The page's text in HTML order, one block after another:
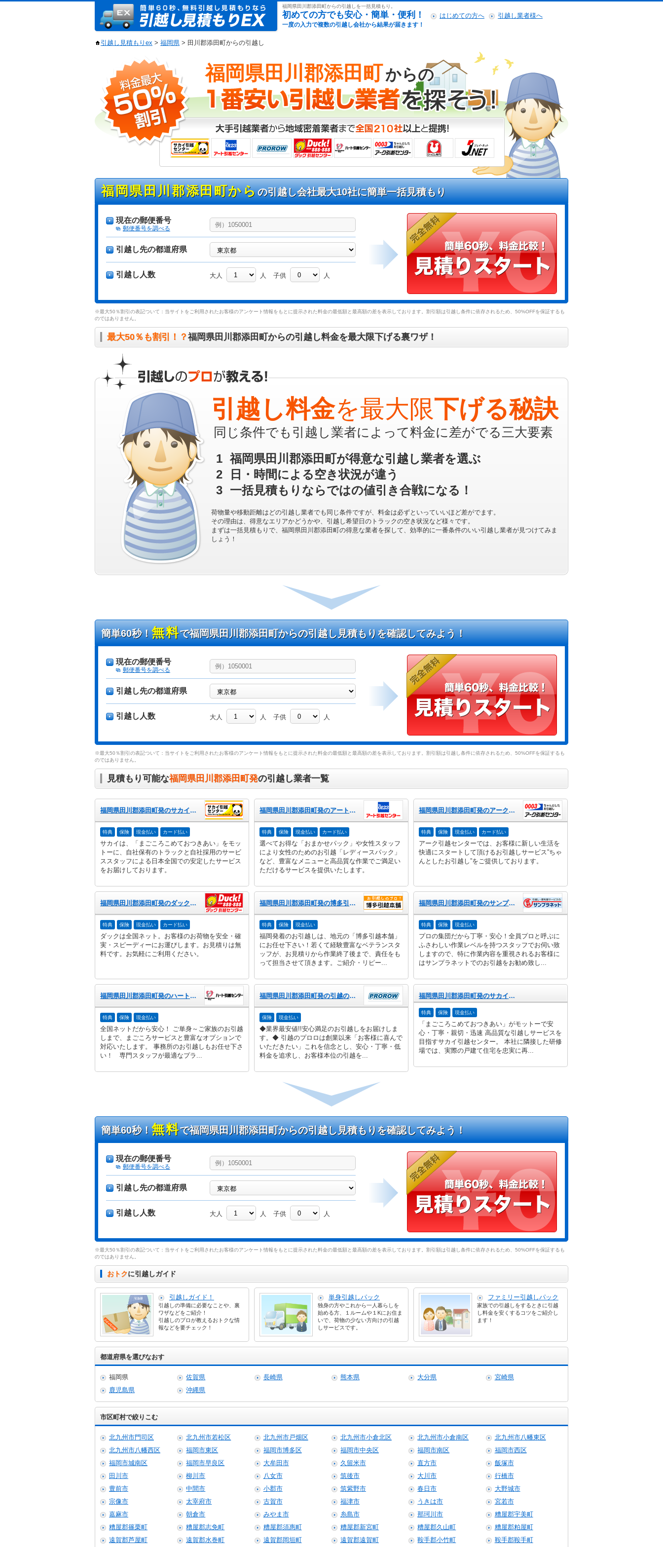
福岡県田川郡添田町からの引越しを一括見積もり。
引越し見積もりex
初めての方でも安心・簡単・便利！
一度の入力で複数の引越し会社から結果が届きます！
はじめての方へ 引越し業者様へ
引越し見積もりex > 福岡県 > 田川郡添田町からの引越し
福岡県田川郡添田町からの
福岡県田川郡添田町からの引越し会社最大10社に簡単一括見積もり
現在の郵便番号
郵便番号を調べる
引越し先の都道府県
引越し人数 大人 人 子供 人
※最大50％割引の表記ついて：当サイトをご利用されたお客様のアンケート情報をもとに提示された料金の最低額と最高額の差を表示しております。割引額は引越し条件に依存されるため、50%OFFを保証するも
のではありません。
最大50％も割引！？福岡県田川郡添田町からの引越し料金を最大限下げる裏ワザ！
引越し料金を最大限下げる秘訣
同じ条件でも引越し業者によって料金に差がでる三大要素
1 福岡県田川郡添田町が得意な引越し業者を選ぶ
2
日・時間による空き状況が違う
3 一括見積もりならではの値引き合戦になる！
荷物量や移動距離はどの引越し業者でも同じ条件ですが、料金は必ずといっていいほど差がでます。
その理由は、得意なエリアかどうかや、引越し希望日のトラックの空き状況など様々です。
まずは一括見積もりで、福岡県田川郡添田町の得意な業者を探して、効率的に一番条件のいい引越し業者が見つけてみま
しょう！
簡単60秒！無料で福岡県田川郡添田町からの引越し見積もりを確認してみよう！
現在の郵便番号
郵便番号を調べる
引越し先の都道府県
引越し人数 大人 人 子供 人
※最大50％割引の表記ついて：当サイトをご利用されたお客様のアンケート情報をもとに提示された料金の最低額と最高額の差を表示しております。割引額は引越し条件に依存されるため、50%OFFを保証するも
のではありません。
見積もり可能な福岡県田川郡添田町発の引越し業者一覧
福岡県田川郡添田町発のサカイ引越センター
特典 保険 現金払い カード払い
サカイは、「まごころこめておつきあい」をモッ
トーに、自社保有のトラックと自社採用のサービ
ススタッフによる日本全国での安定したサービス
をお届けしております。
福岡県田川郡添田町発のアート引越センター
特典 保険 現金払い カード払い
選べてお得な「おまかせパック」や女性スタッフ
により女性のためのお引越「レディースパック」
など、豊富なメニューと高品質な作業でご満足い
ただけるサービスを提供いたします。
福岡県田川郡添田町発のアーク引越センター
特典 保険 現金払い カード払い
アーク引越センターでは、お客様に新しい生活を
快適にスタートして頂けるお引越しサービス”ちゃ
んとしたお引越し”をご提供しております。
福岡県田川郡添田町発のダック引越センター
特典 保険 現金払い カード払い
ダックは全国ネット。お客様のお荷物を安全・確
実・スピーディーにお運びします。お見積りは無
料です。お気軽にご利用ください。
福岡県田川郡添田町発の博多引越本舗
特典 保険 現金払い
福岡発着のお引越しは、地元の「博多引越本舗」
にお任せ下さい！若くて経験豊富なベテランスタ
ッフが、お見積りから作業終了後まで、責任をも
って担当させて頂きます。ご紹介・リピー...
福岡県田川郡添田町発のサンプラネット
特典 保険 現金払い
プロの集団だから丁寧・安心！全員プロと呼ぶに
ふさわしい作業レベルを持つスタッフでお伺い致
しますので、特に作業内容を重視されるお客様に
はサンプラネットでのお引越をお勧め致し...
福岡県田川郡添田町発のハート引越センター
特典 保険 現金払い
全国ネットだから安心！ ご単身～ご家族のお引越
しまで、まごころサービスと豊富なオプションで
対応いたします。 事務所のお引越しもお任せ下さ
い！ 専門スタッフが最適なプラ...
福岡県田川郡添田町発の引越のプロロ
保険 現金払い
◆業界最安値!!安心満足のお引越しをお届けしま
す。◆ 引越のプロロは創業以来「お客様に喜んで
いただきたい」これを信念とし、安心・丁寧・低
料金を追求し、お客様本位の引越を...
福岡県田川郡添田町発のサカイ引越センター
特典 保険 現金払い
「まごころこめておつきあい」がモットーで安
心・丁寧・親切・迅速 高品質な引越しサービスを
目指すサカイ引越センター。 本社に隣接した研修
場では、実際の戸建て住宅を忠実に再...
簡単60秒！無料で福岡県田川郡添田町からの引越し見積もりを確認してみよう！
現在の郵便番号
郵便番号を調べる
引越し先の都道府県
引越し人数 大人 人 子供 人
※最大50％割引の表記ついて：当サイトをご利用されたお客様のアンケート情報をもとに提示された料金の最低額と最高額の差を表示しております。割引額は引越し条件に依存されるため、50%OFFを保証するも
のではありません。
おトクに引越しガイド
引越しガイド！
引越しの準備に必要なことや、裏
ワザなどをご紹介！
引越しのプロが教えるおトクな情
報などを要チェック！
単身引越しパック
独身の方やこれから一人暮らしを
始める方、１ルームや１Kにお住ま
いで、荷物の少ない方向けの引越
しサービスです。
ファミリー引越しパック
家族での引越しをするときに引越
し料金を安くするコツをご紹介し
ます！
都道府県を選びなおす
福岡県 佐賀県 長崎県 熊本県 大分県
宮崎県
鹿児島県
沖縄県
市区町村で絞りこむ
北九州市門司区 北九州市若松区 北九州市戸畑区 北九州市小倉北区 北九州市小倉南区
北九州市八幡東区
北九州市八幡西区
福岡市東区 福岡市博多区 福岡市中央区 福岡市南区
福岡市西区
福岡市城南区
福岡市早良区 大牟田市 久留米市 直方市
飯塚市
田川市
柳川市 八女市 筑後市 大川市
行橋市
豊前市
中間市 小郡市 筑紫野市 春日市
大野城市
宗像市
太宰府市 古賀市 福津市 うきは市
宮若市
嘉麻市
朝倉市 みやま市 糸島市 那珂川市
糟屋郡宇美町
糟屋郡篠栗町
糟屋郡志免町 糟屋郡須惠町 糟屋郡新宮町 糟屋郡久山町
糟屋郡粕屋町
遠賀郡芦屋町
遠賀郡水巻町 遠賀郡岡垣町 遠賀郡遠賀町 鞍手郡小竹町 鞍手郡鞍手町